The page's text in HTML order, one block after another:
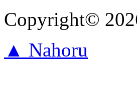
Copyright©
▲ Nahoru